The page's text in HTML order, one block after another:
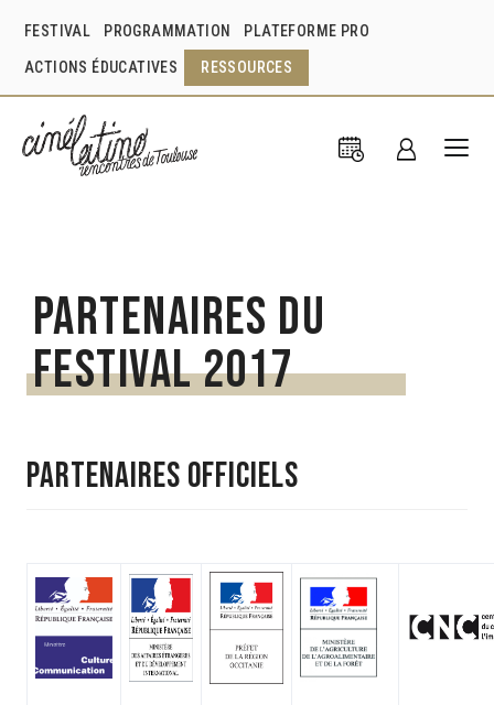
FESTIVAL PROGRAMMATION PLATEFORME PRO
ACTIONS ÉDUCATIVES RESSOURCES
Partenaires du
festival 2017
PARTENAIRES OFFICIELS